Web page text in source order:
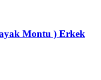
Montu ) Erkek